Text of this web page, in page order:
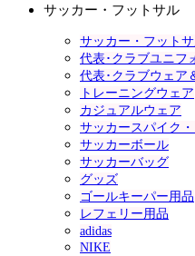
サッカー・フットサル
サッカー・フット
代表･クラブユニフ
代表･クラブウェア
トレーニングウェア
カジュアルウェア
サッカースパイク
サッカーボール
サッカーバッグ
グッズ
ゴールキーパー用品
レフェリー用品
adidas
NIKE